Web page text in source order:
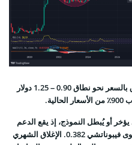
بعد هذا المستوى، يمكن أن يدفع الاختراق بالسعر نحو نطاق 0.90 – 1.25 دولار
فوق 0.15 دولار قد يؤخر أو يُبطل النموذج، إذ يقع الدعم
الرئيسي التالي قرب 0.11 دولار عند مستوى فيبوناتشي 0.382. الإغلاق الشهري